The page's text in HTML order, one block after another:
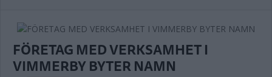
FÖRETAG MED VERKSAMHET I
VIMMERBY BYTER NAMN